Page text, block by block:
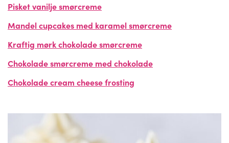
Pisket vanilje smørcreme
Mandel cupcakes med karamel smørcreme
Kraftig mørk chokolade smørcreme
Chokolade smørcreme med chokolade
Chokolade cream cheese frosting